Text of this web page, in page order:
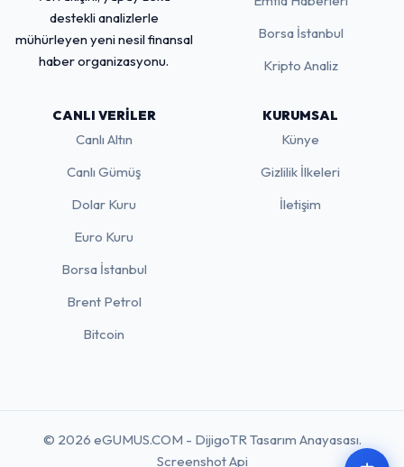
destekli analizlerle
mühürleyen yeni nesil finansal
haber organizasyonu.
Borsa İstanbul
Kripto Analiz
CANLI VERILER
Canlı Altın
Canlı Gümüş
Dolar Kuru
Euro Kuru
Borsa İstanbul
Brent Petrol
Bitcoin
KURUMSAL
Künye
Gizlilik İlkeleri
İletişim
© 2026 eGUMUS.COM - DijigoTR Tasarım Anayasası.
Screenshot Api